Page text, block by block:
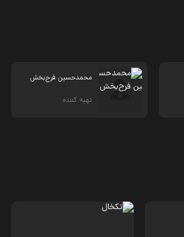
محمدحسین فرح‌بخش
تهیه کننده